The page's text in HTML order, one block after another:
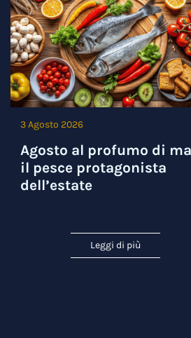
3 Agosto 2026
Agosto al profumo di
il pesce protagonista
dell’estate
Leggi di più